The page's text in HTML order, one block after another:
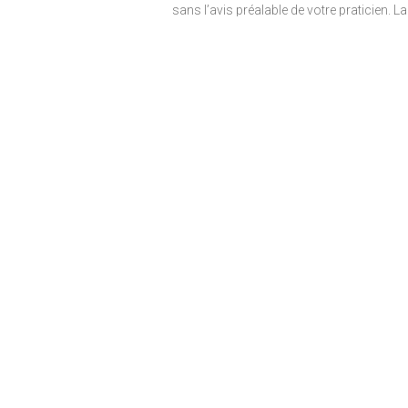
sans l’avis préalable de votre praticien.